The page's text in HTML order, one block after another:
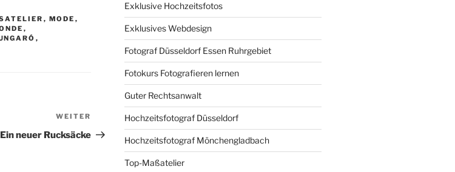
, MODE ,
,
,
Nächster
Beitrag
WEITER
Ein neuer Rucksäcke
Exklusive Hochzeitsfotos
Exklusives Webdesign
Fotograf Düsseldorf Essen Ruhrgebiet
Fotokurs Fotografieren lernen
Guter Rechtsanwalt
Hochzeitsfotograf Düsseldorf
Hochzeitsfotograf Mönchengladbach
Top-Maßatelier